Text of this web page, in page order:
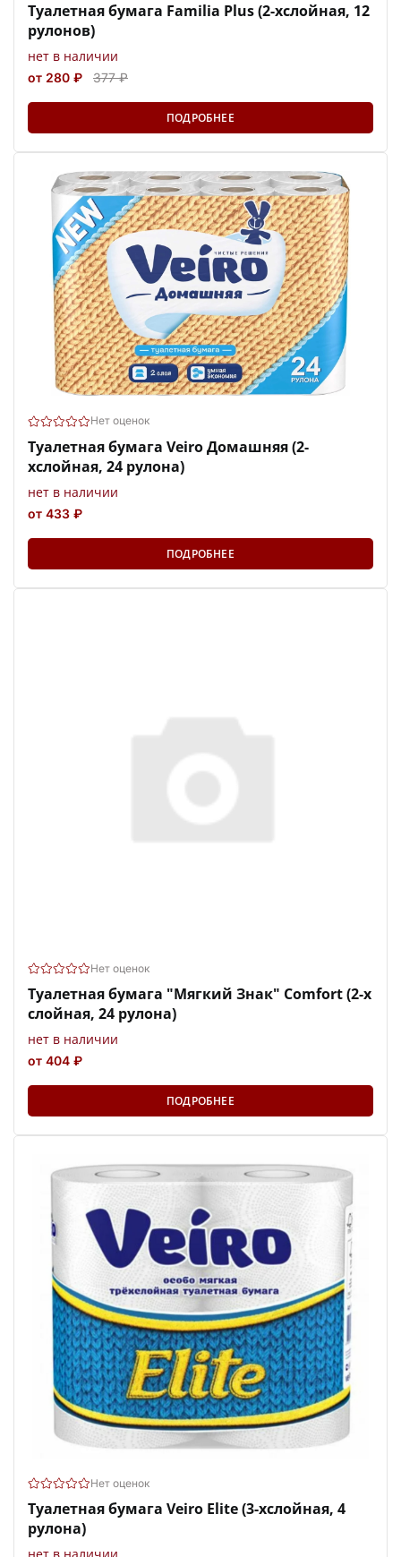
Туалетная бумага Familia Plus (2-хслойная, 12
рулонов)
нет в наличии
от 280 ₽ 377 ₽
ПОДРОБНЕЕ
Нет оценок
Туалетная бумага Veiro Домашняя (2-
хслойная, 24 рулона)
нет в наличии
от 433 ₽
ПОДРОБНЕЕ
Нет оценок
Туалетная бумага "Мягкий Знак" Comfort (2-х
слойная, 24 рулона)
нет в наличии
от 404 ₽
ПОДРОБНЕЕ
Нет оценок
Туалетная бумага Veiro Elite (3-хслойная, 4
рулона)